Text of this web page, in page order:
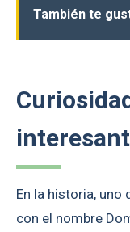
También te
En la historia,
con el nombre